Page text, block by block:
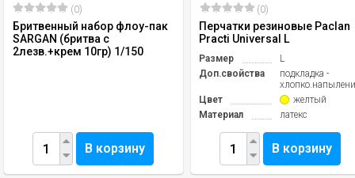
(0)
Бритвенный набор флоу-пак
SARGAN (бритва с
2лезв.+крем 10гр) 1/150
В корзину
(0)
Перчатки резиновые Paclan
Practi Universal L
Размер
L
Доп.свойства
подкладка -
Цвет
желтый
Материал
латекс
В корзину